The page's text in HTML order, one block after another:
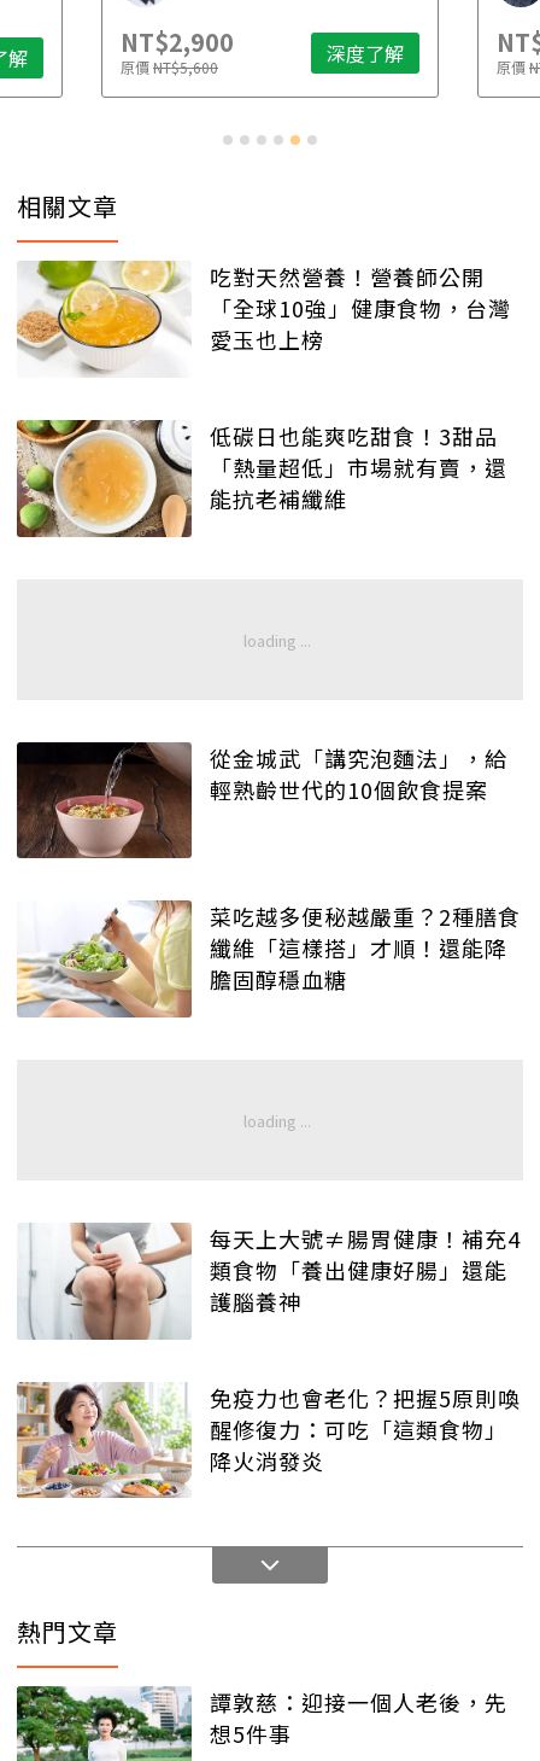
解 NT$2,900
原價NT$5,600 深度了解 原價
相關文章
吃對天然營養！營養師公開
「全球10強」健康食物，台灣
愛玉也上榜
低碳日也能爽吃甜食！3甜品
「熱量超低」市場就有賣，還
能抗老補纖維
從金城武「講究泡麵法」，給
輕熟齡世代的10個飲食提案
菜吃越多便秘越嚴重？2種膳食
纖維「這樣搭」才順！還能降
膽固醇穩血糖
每天上大號≠腸胃健康！補充4
類食物「養出健康好腸」還能
護腦養神
免疫力也會老化？把握5原則喚
醒修復力：可吃「這類食物」
降火消發炎
熱門文章
譚敦慈：迎接一個人老後，先
想5件事